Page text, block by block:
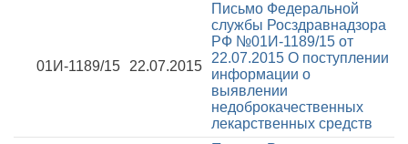
01И-1189/15 22.07.2015
Письмо Федеральной
службы Росздравнадзора
РФ №01И-1189/15 от
22.07.2015 О поступлении
информации о
выявлении
недоброкачественных
лекарственных средств